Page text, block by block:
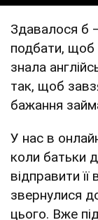
Здавалося б
подбати, щоб
знала
так, щоб
бажання
У нас в
коли батьки
відправити
звернулися
цього. Вже